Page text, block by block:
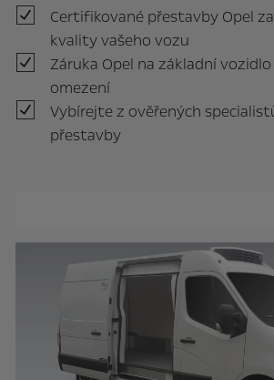
Certifikované přestavby Opel
kvality vašeho vozu
Záruka Opel na základní
omezení
Vybírejte z ověřených
přestavby